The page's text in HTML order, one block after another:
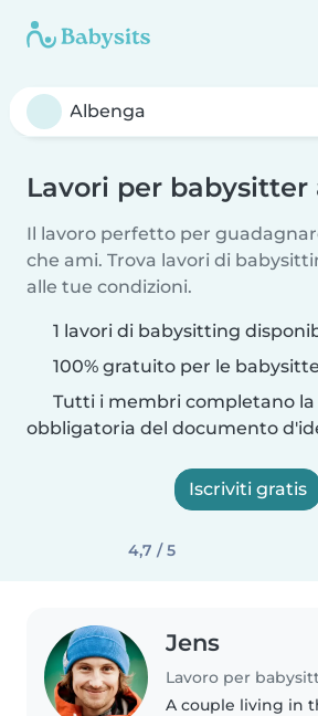
Lavori per babysitter
Il lavoro perfetto per
che ami. Trova lavori di
alle tue condizioni.
1 lavori di babysitting
100% gratuito per le
Tutti i membri completano la
obbligatoria del documento
Iscriviti gratis
4,7 / 5
Jens
A couple living in